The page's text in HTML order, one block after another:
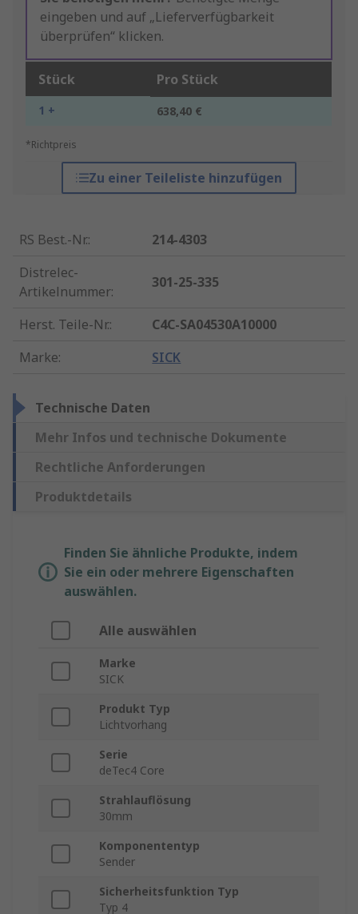
eingeben und auf „Lieferverfügbarkeit
überprüfen“ klicken.
Stück Pro Stück
1 + 638,40 €
*Richtpreis
Zu einer Teileliste hinzufügen
RS Best.-Nr.:
214-4303
Distrelec-
Artikelnummer:
301-25-335
Herst. Teile-Nr.:
C4C-SA04530A10000
Marke: SICK
Technische Daten
Mehr Infos und technische Dokumente
Rechtliche Anforderungen
Produktdetails
Finden Sie ähnliche Produkte, indem
Sie ein oder mehrere Eigenschaften
auswählen.
Alle auswählen
Marke
SICK
Produkt Typ
Lichtvorhang
Serie
deTec4 Core
Strahlauflösung
30mm
Komponententyp
Sender
Sicherheitsfunktion Typ
Typ 4